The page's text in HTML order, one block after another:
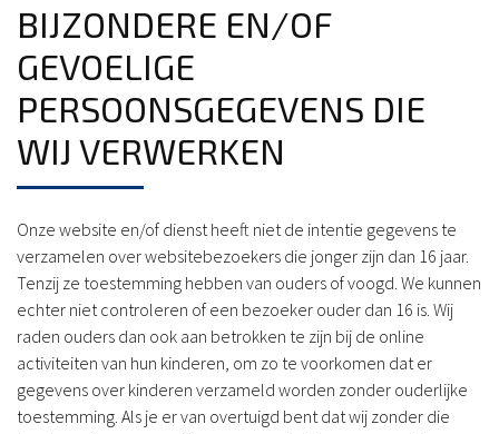
BIJZONDERE EN/OF
GEVOELIGE
PERSOONSGEGEVENS DIE
WIJ VERWERKEN
Onze website en/of dienst heeft niet de intentie gegevens te
verzamelen over websitebezoekers die jonger zijn dan 16 jaar.
Tenzij ze toestemming hebben van ouders of voogd. We kunnen
echter niet controleren of een bezoeker ouder dan 16 is. Wij
raden ouders dan ook aan betrokken te zijn bij de online
activiteiten van hun kinderen, om zo te voorkomen dat er
gegevens over kinderen verzameld worden zonder ouderlijke
toestemming. Als je er van overtuigd bent dat wij zonder die